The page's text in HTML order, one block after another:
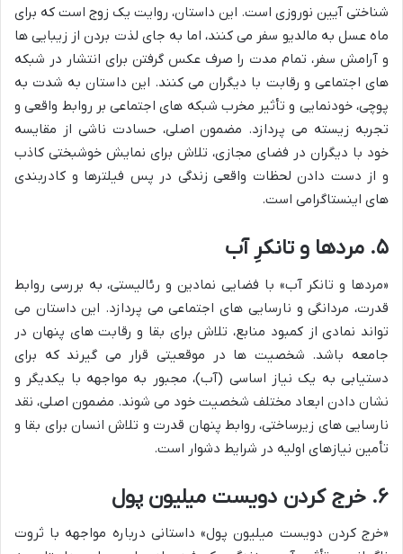
شناختی آیین نوروزی است. این داستان، روایت یک زوج است که برای
ماه عسل به مالدیو سفر می کنند، اما به جای لذت بردن از زیبایی ها
و آرامش سفر، تمام مدت را صرف عکس گرفتن برای انتشار در شبکه
های اجتماعی و رقابت با دیگران می کنند. این داستان به شدت به
پوچی، خودنمایی و تأثیر مخرب شبکه های اجتماعی بر روابط واقعی و
تجربه زیسته می پردازد. مضمون اصلی، حسادت ناشی از مقایسه
خود با دیگران در فضای مجازی، تلاش برای نمایش خوشبختی کاذب
و از دست دادن لحظات واقعی زندگی در پس فیلترها و کادربندی
های اینستاگرامی است.
۵. مردها و تانکرِ آب
«مردها و تانکر آب» با فضایی نمادین و رئالیستی، به بررسی روابط
قدرت، مردانگی و نارسایی های اجتماعی می پردازد. این داستان می
تواند نمادی از کمبود منابع، تلاش برای بقا و رقابت های پنهان در
جامعه باشد. شخصیت ها در موقعیتی قرار می گیرند که برای
دستیابی به یک نیاز اساسی (آب)، مجبور به مواجهه با یکدیگر و
نشان دادن ابعاد مختلف شخصیت خود می شوند. مضمون اصلی، نقد
نارسایی های زیرساختی، روابط پنهان قدرت و تلاش انسان برای بقا و
تأمین نیازهای اولیه در شرایط دشوار است.
۶. خرج کردن دویست میلیون پول
«خرج کردن دویست میلیون پول» داستانی درباره مواجهه با ثروت